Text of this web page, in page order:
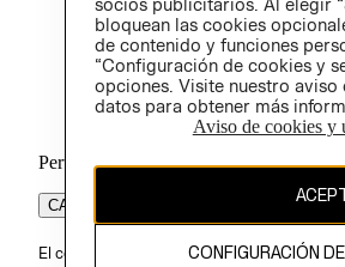
Perú (S/)
CAMBIAR REGIÓN
El contenido de esta página web está
bloquean las cookies
de contenido y funciones
“Configuración de cookies y
opciones. Visite nuestro
datos para obtener más
Aviso de cookies y
CONFIGURACIÓN